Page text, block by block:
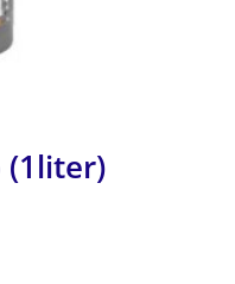
(1liter)